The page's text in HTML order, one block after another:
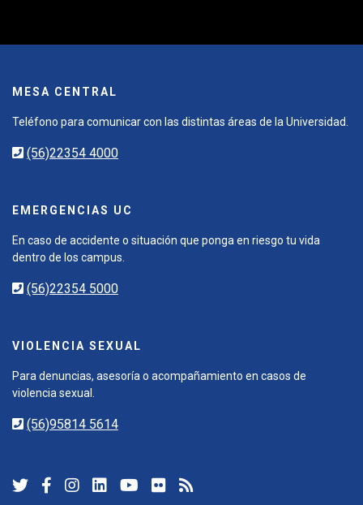
MESA CENTRAL
Teléfono para comunicar con las distintas áreas de la Universidad.
(56)22354 4000
EMERGENCIAS UC
En caso de accidente o situación que ponga en riesgo tu vida
dentro de los campus.
(56)22354 5000
VIOLENCIA SEXUAL
Para denuncias, asesoría o acompañamiento en casos de
violencia sexual.
(56)95814 5614